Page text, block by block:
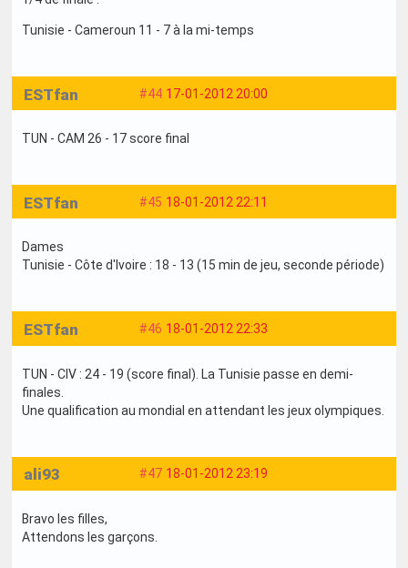
Tunisie - Cameroun 11 - 7 à la mi-temps
#44 17-01-2012 20:00
ESTfan
TUN - CAM 26 - 17 score final
#45 18-01-2012 22:11
ESTfan
Dames
Tunisie - Côte d'Ivoire : 18 - 13 (15 min de jeu, seconde période)
#46 18-01-2012 22:33
ESTfan
TUN - CIV : 24 - 19 (score final). La Tunisie passe en demi-
finales.
Une qualification au mondial en attendant les jeux olympiques.
#47 18-01-2012 23:19
ali93
Bravo les filles,
Attendons les garçons.